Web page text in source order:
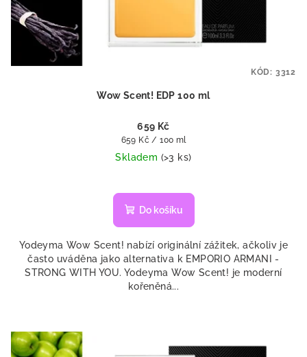
Wow Scent! EDP 100 ml
659 Kč
Měrná
cena:
659 Kč / 100 ml
Skladem (>3 ks)
Do košíku
Yodeyma Wow Scent! nabízí originální zážitek, ačkoliv je
často uváděna jako alternativa k EMPORIO ARMANI -
STRONG WITH YOU. Yodeyma Wow Scent! je moderní
kořeněná...
KÓD: 3312